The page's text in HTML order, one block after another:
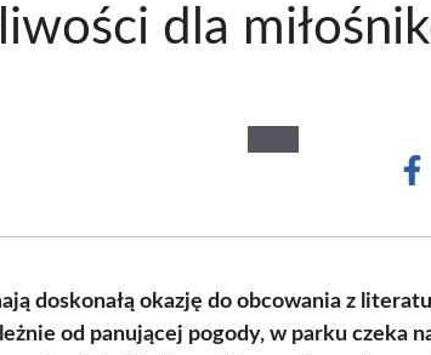
dla
doskonałą okazję do obcowania z
od panującej pogody, w parku czeka